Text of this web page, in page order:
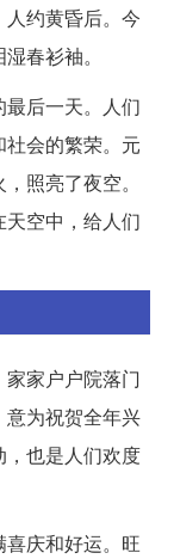
约黄昏后。今
春衫袖。
后一天。人们
会的繁荣。元
照亮了夜空。
空中，给人们
家户户院落门
为祝贺全年兴
也是人们欢度
庆和好运。旺